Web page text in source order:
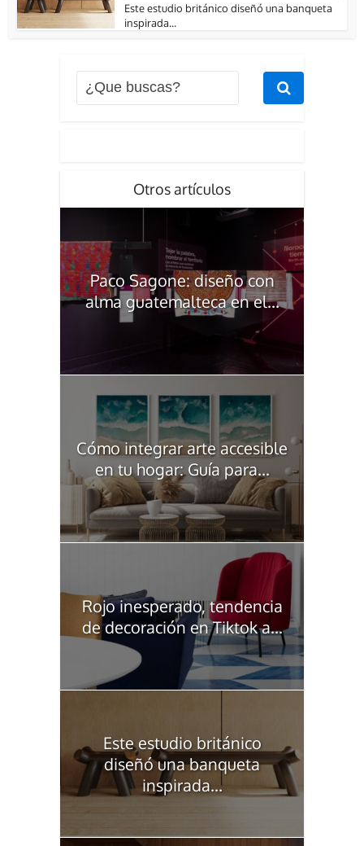
Este estudio británico diseñó una banqueta
inspirada...
Otros artículos
Paco Sagone: diseño con
alma guatemalteca en el...
Cómo integrar arte accesible
en tu hogar: Guía para...
Rojo inesperado, tendencia
de decoración en Tiktok a...
Este estudio británico
diseñó una banqueta
inspirada...